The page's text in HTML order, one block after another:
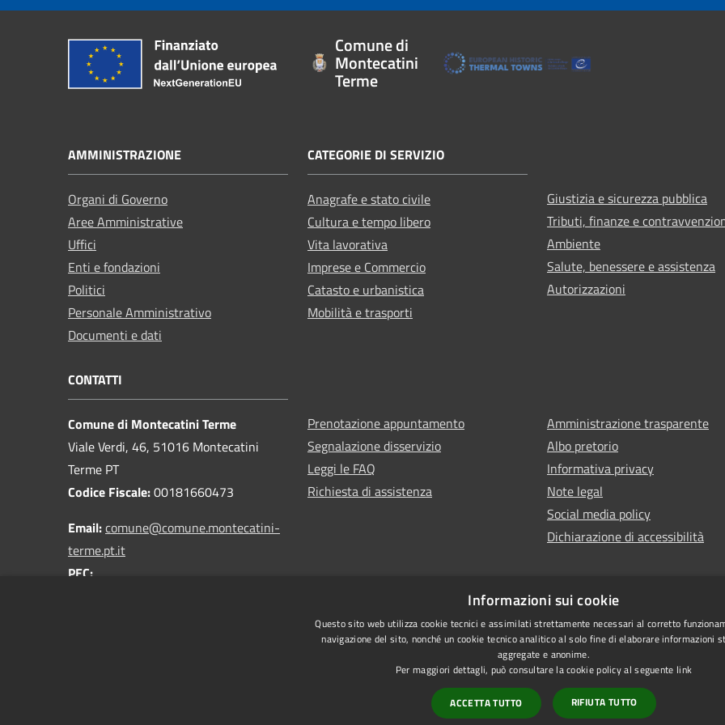
Comune di
Montecatini
Terme
AMMINISTRAZIONE
Organi di Governo
Aree Amministrative
Uffici
Enti e fondazioni
Politici
Personale Amministrativo
Documenti e dati
CATEGORIE DI SERVIZIO
Anagrafe e stato civile
Cultura e tempo libero
Vita lavorativa
Imprese e Commercio
Catasto e urbanistica
Mobilità e trasporti
Giustizia e sicurezza pubblica
Tributi, finanze e
Ambiente
Salute, benessere e assistenza
Autorizzazioni
CONTATTI
Comune di Montecatini Terme
Viale Verdi, 46, 51016 Montecatini
Terme PT
Codice Fiscale:00181660473
Email:comune@comune.montecatini-
terme.pt.it
PEC:
Prenotazione appuntamento
Segnalazione disservizio
Leggi le FAQ
Richiesta di assistenza
Amministrazione trasparente
Albo pretorio
Informativa privacy
Note legal
Social media policy
Dichiarazione di accessibilità
Vecchio sito
Informazioni sui cookie
Questo sito web utilizza cookie tecnici e assimilati strettamente necessari al corretto
navigazione del sito, nonché un cookie tecnico analitico al solo fine di elaborare informazioni
aggregate e anonime.
Per maggiori dettagli, può consultare la cookie policy al seguente link
ACCETTA TUTTO RIFIUTA TUTTO